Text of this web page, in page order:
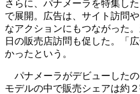
さらに、パナメーラを特集し
で展開。広告は、サイト訪問
なアクションにもつながった
日の販売店訪問も促した。「
かったという。
パナメーラがデビューした
モデルの中で販売シェアは約２